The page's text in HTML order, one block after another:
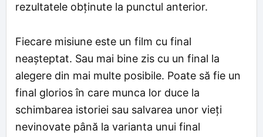
rezultatele obținute la punctul anterior.
Fiecare misiune este un film cu final
neașteptat. Sau mai bine zis cu un final la
alegere din mai multe posibile. Poate să fie un
final glorios în care munca lor duce la
schimbarea istoriei sau salvarea unor vieți
nevinovate până la varianta unui final